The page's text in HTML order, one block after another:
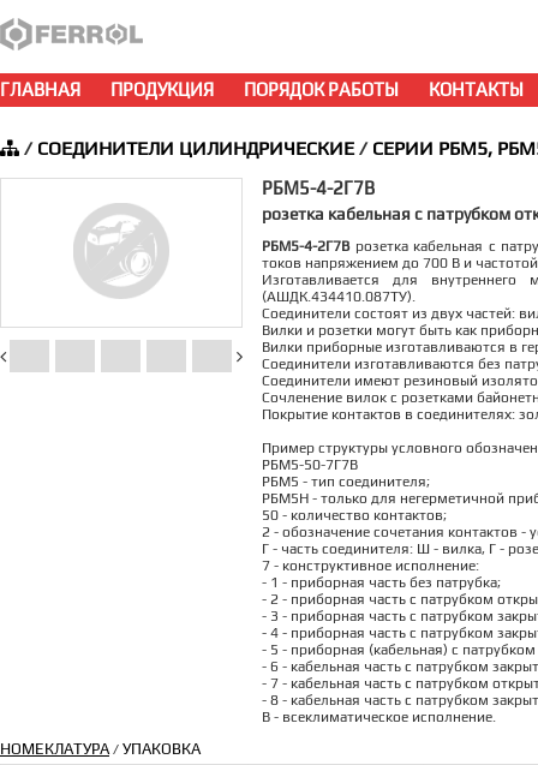
ГЛАВНАЯ ПРОДУКЦИЯ ПОРЯДОК РАБОТЫ КОНТАКТЫ
/ СОЕДИНИТЕЛИ ЦИЛИНДРИЧЕСКИЕ/ СЕРИИ РБМ5,
РБМ5-4-2Г7В
розетка кабельная с патрубком
РБМ5-4-2Г7Врозетка кабельная с
токов напряжением до 700 В и
Изготавливается для
(АШДК.434410.087ТУ).
Соединители состоят из двух частей:
Вилки и розетки могут быть как
Вилки приборные изготавливаются в
Соединители изготавливаются без
Соединители имеют резиновый
Сочленение вилок с розетками
Покрытие контактов в соединителях:
Пример структуры условного
РБМ5-50-7Г7В
РБМ5 - тип соединителя;
РБМ5Н - только для негерметичной
50 - количество контактов;
2 - обозначение сочетания контактов -
Г - часть соединителя: Ш - вилка, Г -
7 - конструктивное исполнение:
- 1 - приборная часть без патрубка;
- 2 - приборная часть с патрубком
- 3 - приборная часть с патрубком
- 4 - приборная часть с патрубком
- 5 - приборная (кабельная) с
- 6 - кабельная часть с патрубком
- 7 - кабельная часть с патрубком
- 8 - кабельная часть с патрубком
В - всеклиматическое исполнение.
НОМЕКЛАТУРА/ УПАКОВКА